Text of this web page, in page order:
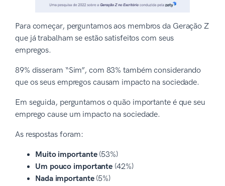
Para começar, perguntamos aos membros da Geração Z
que já trabalham se estão satisfeitos com seus
empregos.
89% disseram “Sim”, com 83% também considerando
que os seus empregos causam impacto na sociedade.
Em seguida, perguntamos o quão importante é que seu
emprego cause um impacto na sociedade.
As respostas foram:
Muito importante(53%)
Um pouco importante (42%)
Nada importante(5%)